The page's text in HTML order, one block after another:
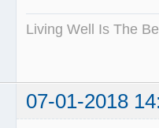
Living Well Is The
07-01-2018